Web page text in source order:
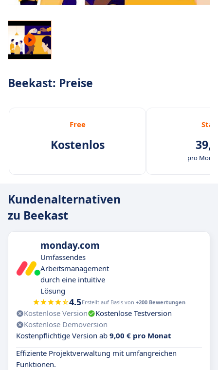
Beekast: Preise
Free
Kostenlos
pro
Kundenalternativen
zu Beekast
monday.com
Umfassendes
Arbeitsmanagement
durch eine intuitive
Lösung
4.5Erstellt auf Basis von +200 Bewertungen
Kostenlose Version
Kostenlose Testversion
Kostenlose Demoversion
Kostenpflichtige Version ab 9,00 € pro Monat
Effiziente Projektverwaltung mit umfangreichen
Funktionen.